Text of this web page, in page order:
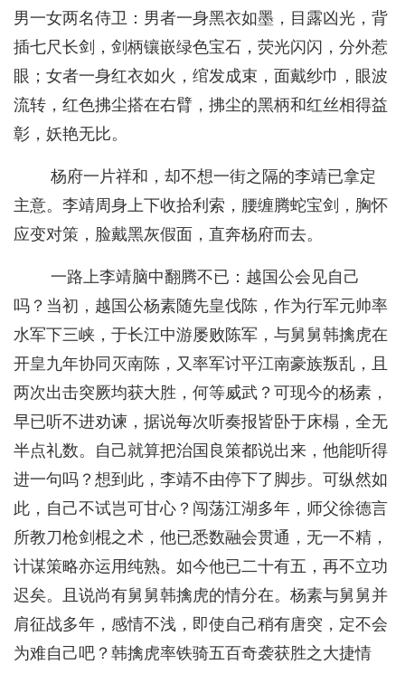
男一女两名侍卫：男者一身黑衣如墨，目露凶光，背
插七尺长剑，剑柄镶嵌绿色宝石，荧光闪闪，分外惹
眼；女者一身红衣如火，绾发成束，面戴纱巾，眼波
流转，红色拂尘搭在右臂，拂尘的黑柄和红丝相得益
彰，妖艳无比。
杨府一片祥和，却不想一街之隔的李靖已拿定
主意。李靖周身上下收拾利索，腰缠腾蛇宝剑，胸怀
应变对策，脸戴黑灰假面，直奔杨府而去。
一路上李靖脑中翻腾不已：越国公会见自己
吗？当初，越国公杨素随先皇伐陈，作为行军元帅率
水军下三峡，于长江中游屡败陈军，与舅舅韩擒虎在
开皇九年协同灭南陈，又率军讨平江南豪族叛乱，且
两次出击突厥均获大胜，何等威武？可现今的杨素，
早已听不进劝谏，据说每次听奏报皆卧于床榻，全无
半点礼数。自己就算把治国良策都说出来，他能听得
进一句吗？想到此，李靖不由停下了脚步。可纵然如
此，自己不试岂可甘心？闯荡江湖多年，师父徐德言
所教刀枪剑棍之术，他已悉数融会贯通，无一不精，
计谋策略亦运用纯熟。如今他已二十有五，再不立功
迟矣。且说尚有舅舅韩擒虎的情分在。杨素与舅舅并
肩征战多年，感情不浅，即使自己稍有唐突，定不会
为难自己吧？韩擒虎率铁骑五百奇袭获胜之大捷情